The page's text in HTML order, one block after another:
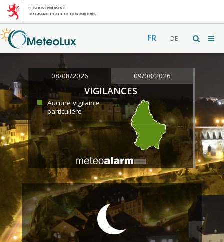
FR DE
08/08/2026 09/08/2026
VIGILANCES
Aucune vigilance
particulière